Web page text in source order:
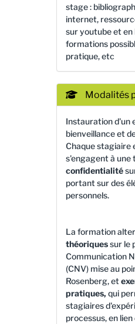
stage :
internet,
sur youtube et en
formations
pratique, etc
Modalités
Instauration d'un
bienveillance et
Chaque stagiaire
s'engagent à une
confidentialité
portant sur des
personnels.
La formation
théoriquessur le
Communication
(CNV) mise au
Rosenberg, et
pratiques, qui
stagiaires
processus, en